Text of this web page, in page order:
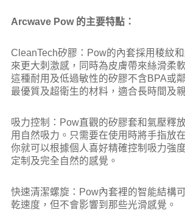
Arcwave Pow 的主要特點：
CleanTech矽膠：Pow的內套採用稜紋
來更大刺激感，同時為皮膚帶來絲滑柔
這種耐用及低過敏性的矽膠不含BPA或
最優質及超衛生的材料，適合長時間及
吸力控制：Pow直觀的矽膠套和氣壓釋
用自然吸力。只需要在使用時將手指放
你就可以根據個人喜好精確控制吸力強
定制及完全自然的感覺。
快速清潔螺旋：Pow內套裡的智能結構
乾速度，但不會影響到那些光滑感覺。